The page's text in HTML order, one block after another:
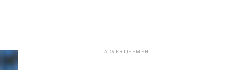
ADVERTISEMENT